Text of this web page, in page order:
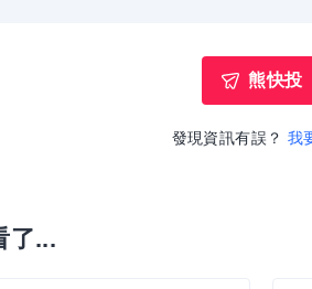
熊快投
發現資訊有誤？ 我
了...